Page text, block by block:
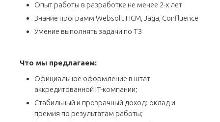
Опыт работы в разработке не менее 2-х лет
Знание программ Websoft HCM, Jaga, Confluence
Умение выполнять задачи по ТЗ
Что мы предлагаем:
Официальное оформление в штат
аккредитованной IT-компании;
Стабильный и прозрачный доход: оклад и
премия по результатам работы;